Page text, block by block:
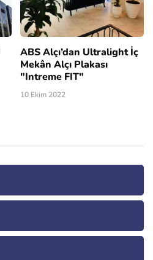
ABS Alçı’dan Ultralight İç
Mekân Alçı Plakası
"Intreme FIT"
10 Ekim 2022